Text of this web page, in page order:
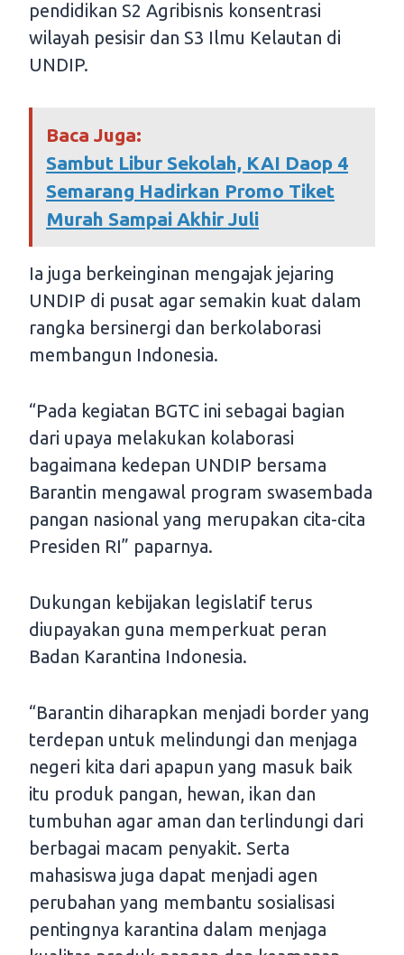
pendidikan S2 Agribisnis konsentrasi
wilayah pesisir dan S3 Ilmu Kelautan di
UNDIP.
Baca Juga:
Sambut Libur Sekolah, KAI Daop 4
Semarang Hadirkan Promo Tiket
Murah Sampai Akhir Juli
Ia juga berkeinginan mengajak jejaring
UNDIP di pusat agar semakin kuat dalam
rangka bersinergi dan berkolaborasi
membangun Indonesia.
“Pada kegiatan BGTC ini sebagai bagian
dari upaya melakukan kolaborasi
bagaimana kedepan UNDIP bersama
Barantin mengawal program swasembada
pangan nasional yang merupakan cita-cita
Presiden RI” paparnya.
Dukungan kebijakan legislatif terus
diupayakan guna memperkuat peran
Badan Karantina Indonesia.
“Barantin diharapkan menjadi border yang
terdepan untuk melindungi dan menjaga
negeri kita dari apapun yang masuk baik
itu produk pangan, hewan, ikan dan
tumbuhan agar aman dan terlindungi dari
berbagai macam penyakit. Serta
mahasiswa juga dapat menjadi agen
perubahan yang membantu sosialisasi
pentingnya karantina dalam menjaga